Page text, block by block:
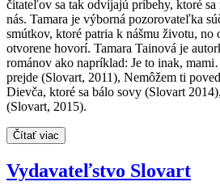
čitateľov sa tak odvíjajú príbehy, ktoré
nás. Tamara je výborná pozorovateľka
smútkov, ktoré patria k nášmu životu, no
otvorene hovorí. Tamara Tainová je
románov ako napríklad: Je to inak,
prejde (Slovart, 2011), Nemôžem ti
Dievča, ktoré sa bálo sovy (Slovart
(Slovart, 2015).
Čítať viac
Vydavateľstvo Slovart